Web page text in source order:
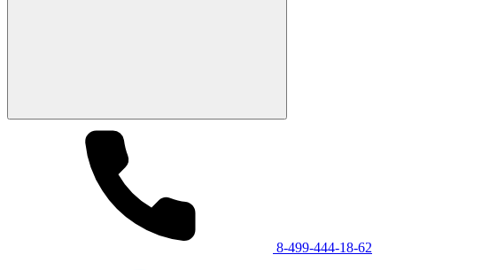
8-499-444-18-62